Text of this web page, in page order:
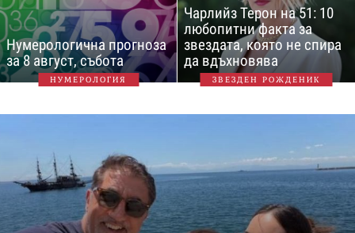
Нумерологична прогноза
за 8 август, събота
НУМЕРОЛОГИЯ
Чарлийз Терон на 51: 10
любопитни факта за
звездата, която не спира
да вдъхновява
ЗВЕЗДЕН РОЖДЕНИК